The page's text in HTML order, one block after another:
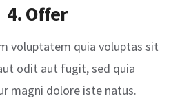
4. Offer
voluptatem quia voluptas sit
odit aut fugit, sed quia
magni dolore iste natus.